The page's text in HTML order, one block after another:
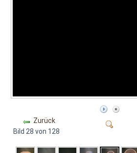
Zurück
Bild 28 von 128